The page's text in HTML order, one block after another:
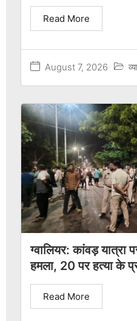
August 7, 2026
Read More
ग्वालियर: कांवड़ यात्रा
हमला, 20 पर हत्या के
Read More